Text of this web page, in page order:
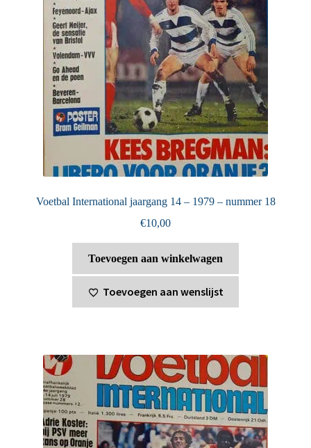
Voetbal International jaargang 14 – 1979 – nummer 18
€10,00
Toevoegen aan winkelwagen
Toevoegen aan wenslijst